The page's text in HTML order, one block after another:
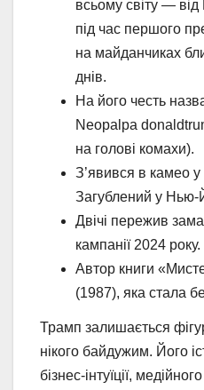
всьому світу —
під час першого
на майданчиках
днів.
На його честь
Neopalpa
на голові комахи).
З’явився в камео
Загублений у Нью-
Двічі пережив
кампанії 2024 року.
Автор книги
(1987), яка стала
Трамп залишається
нікого байдужим. Його
бізнес-інтуїції,